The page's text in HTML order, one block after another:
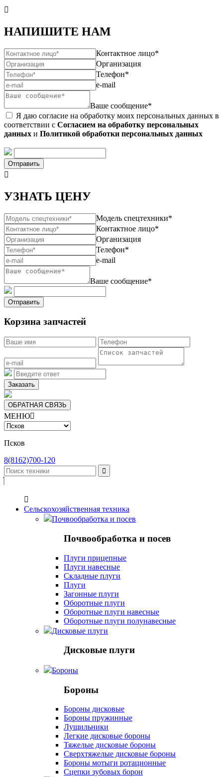

НАПИШИТЕ НАМ
Контактное лицо*
Организация
Телефон*
e-mail
Ваше сообщение*
Я даю согласие на обработку моих персональных данных в
соответствии с Согласием на обработку персональных
данных и Политикой обработки персональных данных
Отправить

УЗНАТЬ ЦЕНУ
Модель спецтехники*
Контактное лицо*
Организация
Телефон*
e-mail
Ваше сообщение*
Отправить
Корзина запчастей
Заказать
ОБРАТНАЯ СВЯЗЬ
МЕНЮ
Псков
8(8162)700-120


Сельскохозяйственная техника
Почвообработка и посев
Почвообработка и посев
Плуги прицепные
Плуги навесные
Складные плуги
Плуги
Загонные плуги
Оборотные плуги
Оборотные плуги навесные
Оборотные плуги полунавесные
Дисковые плуги
Дисковые плуги
Бороны
Бороны
Бороны дисковые
Бороны пружинные
Лущильники
Легкие дисковые бороны
Тяжелые дисковые бороны
Сверхтяжелые дисковые бороны
Бороны мотыги ротационные
Сцепки зубовых борон